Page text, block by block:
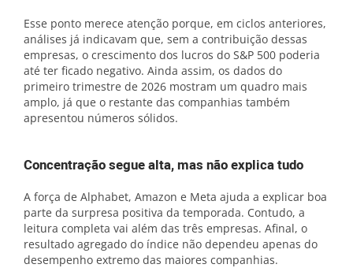
Esse ponto merece atenção porque, em ciclos anteriores,
análises já indicavam que, sem a contribuição dessas
empresas, o crescimento dos lucros do S&P 500 poderia
até ter ficado negativo. Ainda assim, os dados do
primeiro trimestre de 2026 mostram um quadro mais
amplo, já que o restante das companhias também
apresentou números sólidos.
Concentração segue alta, mas não explica tudo
A força de Alphabet, Amazon e Meta ajuda a explicar boa
parte da surpresa positiva da temporada. Contudo, a
leitura completa vai além das três empresas. Afinal, o
resultado agregado do índice não dependeu apenas do
desempenho extremo das maiores companhias.